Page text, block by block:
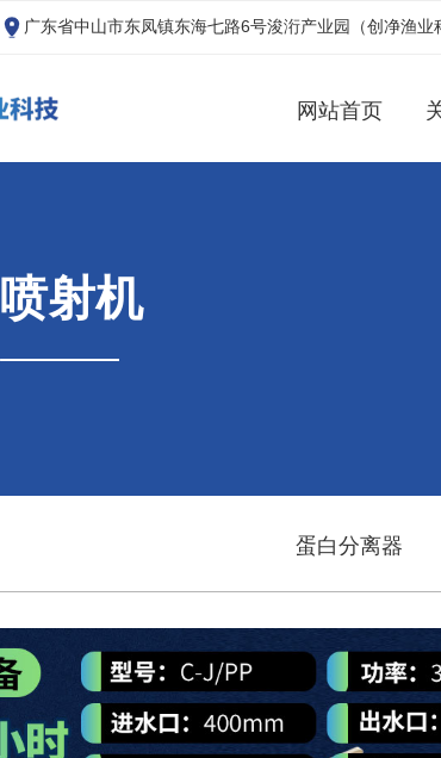
广东省中山市东凤镇东海七路6号浚洐产业园（创净渔业
网站首页
喷射机
蛋白分离器